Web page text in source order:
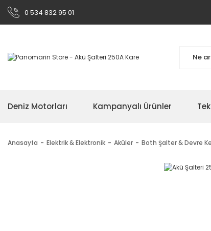
0 534 832 95 01
Deniz Motorları Kampanyalı Ürünler
Anasayfa Elektrik & Elektronik Aküler Both Şalter & Devre